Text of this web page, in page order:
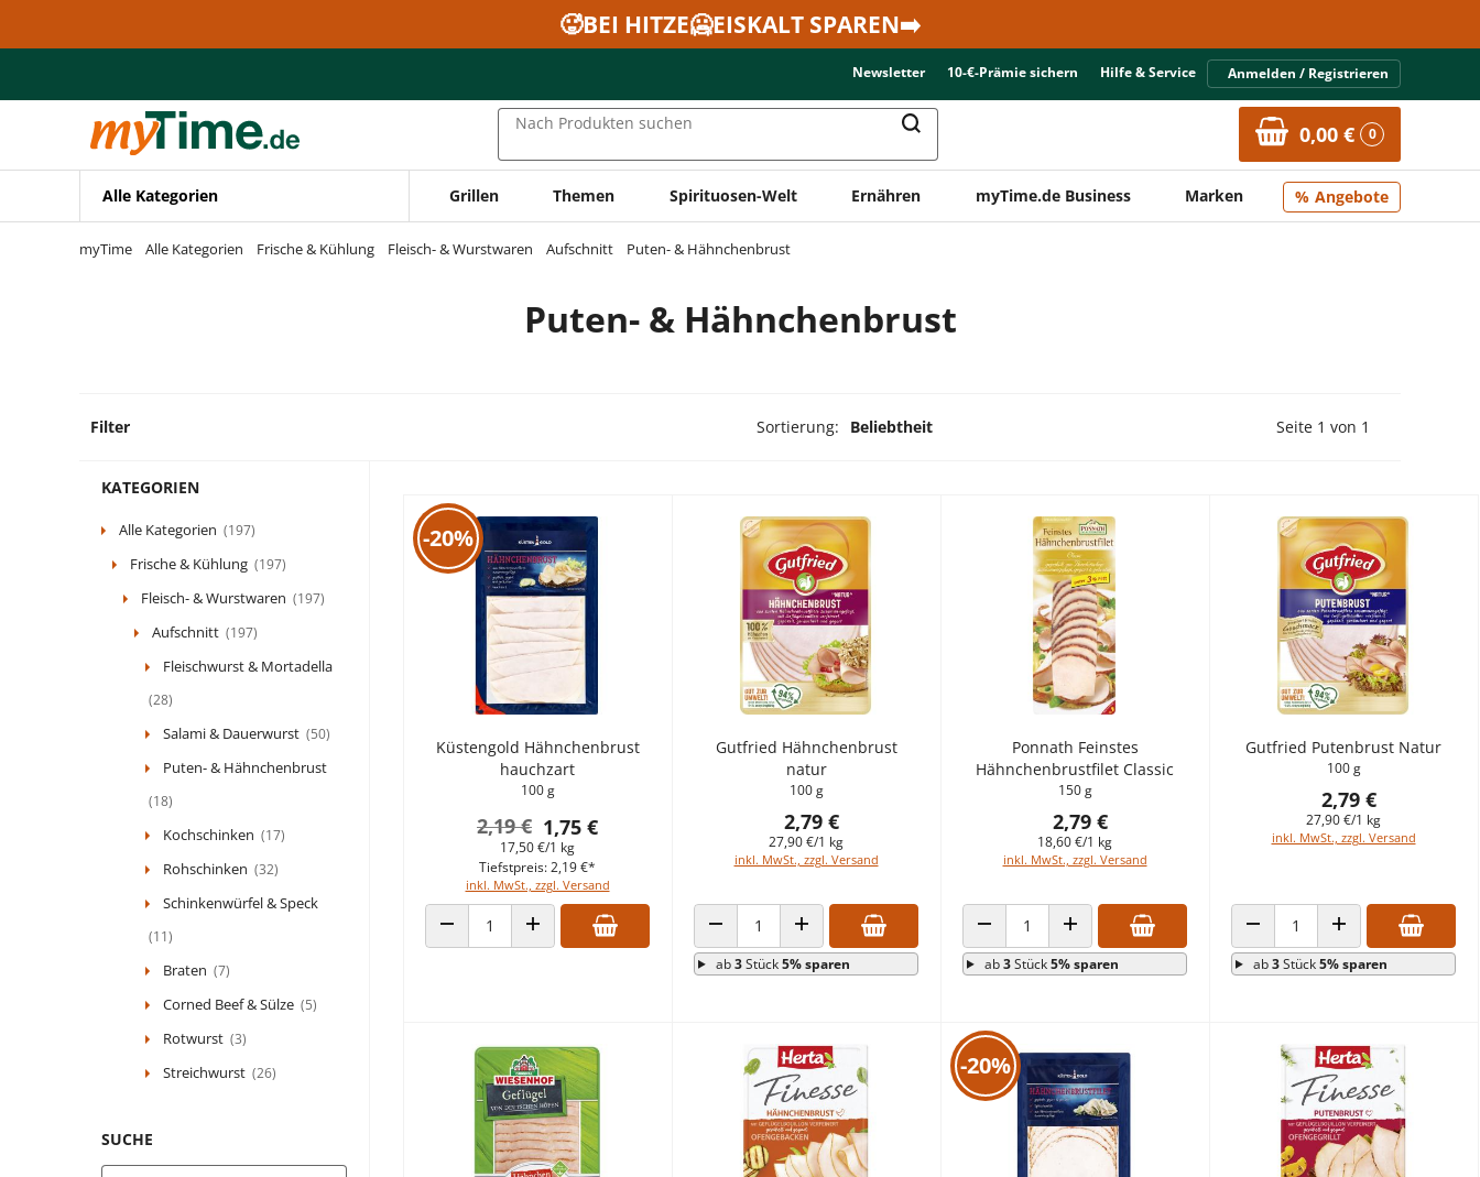
Zur Navigation springen
🥵BEI HITZE🥶EISKALT SPAREN➡️
Newsletter 10-€-Prämie sichern Hilfe & Service Anmelden / Registrieren
Nach Produkten suchen 0,00 € 0
Alle Kategorien Grillen Themen Spirituosen-Welt Ernähren myTime.de Business Marken Angebote
myTime Alle Kategorien Frische & Kühlung Fleisch- & Wurstwaren Aufschnitt Puten- & Hähnchenbrust
Puten- & Hähnchenbrust
Filter Sortierung: Beliebtheit Vorherige Seite
Seite 1 von 1
KATEGORIEN
Alle Kategorien (197)
Frische & Kühlung (197)
Fleisch- & Wurstwaren (197)
Aufschnitt (197)
Fleischwurst & Mortadella
(28)
Salami & Dauerwurst (50)
Puten- & Hähnchenbrust
(18)
Kochschinken (17)
Rohschinken (32)
Schinkenwürfel & Speck
(11)
Braten (7)
Corned Beef & Sülze (5)
Rotwurst (3)
Streichwurst (26)
SUCHE
-20%
Küstengold Hähnchenbrust
hauchzart
100 g
1,75 €
2,19 €
17,50 €/1 kg
inkl. MwSt., zzgl. Versand
Tiefstpreis: 2,19 €*
ANZAHL VERRINGERNANZAHL ERHÖHEN
Gutfried Hähnchenbrust
natur
100 g
2,79 €
27,90 €/1 kg
inkl. MwSt., zzgl. Versand
ANZAHL VERRINGERNANZAHL ERHÖHEN
ab3Stück5% sparen
Ponnath Feinstes
Hähnchenbrustfilet Classic
150 g
2,79 €
18,60 €/1 kg
inkl. MwSt., zzgl. Versand
ANZAHL VERRINGERNANZAHL ERHÖHEN
ab3Stück5% sparen
Gutfried Putenbrust Natur
100 g
2,79 €
27,90 €/1 kg
inkl. MwSt., zzgl. Versand
ANZAHL VERRINGERNANZAHL ERHÖHEN
ab3Stück5% sparen
-20%